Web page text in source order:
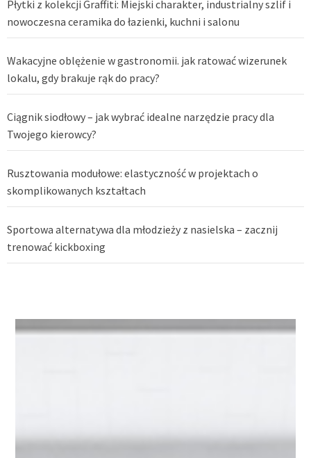
Płytki z kolekcji Graffiti: Miejski charakter, industrialny szlif i
nowoczesna ceramika do łazienki, kuchni i salonu
Wakacyjne oblężenie w gastronomii. jak ratować wizerunek
lokalu, gdy brakuje rąk do pracy?
Ciągnik siodłowy – jak wybrać idealne narzędzie pracy dla
Twojego kierowcy?
Rusztowania modułowe: elastyczność w projektach o
skomplikowanych kształtach
Sportowa alternatywa dla młodzieży z nasielska – zacznij
trenować kickboxing